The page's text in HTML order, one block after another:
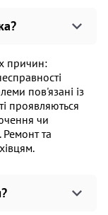
причин:
пов'язані із
проявляються
чи
та